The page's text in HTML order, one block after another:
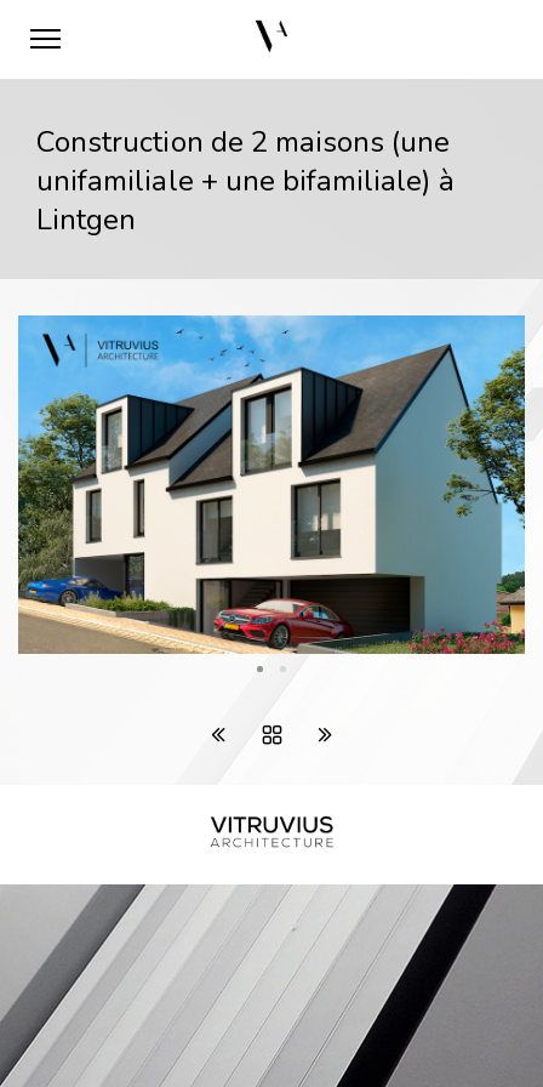
Construction de 2 maisons (une
unifamiliale + une bifamiliale) à
Lintgen